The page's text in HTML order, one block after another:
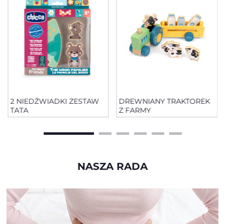
2 NIEDŹWIADKI ZESTAW
TATA
DREWNIANY TRAKTOREK
Z FARMY
NASZA RADA